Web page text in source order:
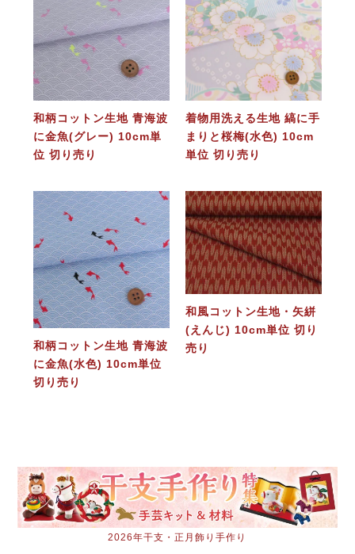
和柄コットン生地 青海波
に金魚(グレー) 10cm単
位 切り売り
着物用洗える生地 縞に手
まりと桜梅(水色) 10cm
単位 切り売り
和柄コットン生地 青海波
に金魚(水色) 10cm単位
切り売り
和風コットン生地・矢絣
(えんじ) 10cm単位 切り
売り
2026年干支・正月飾り手作り